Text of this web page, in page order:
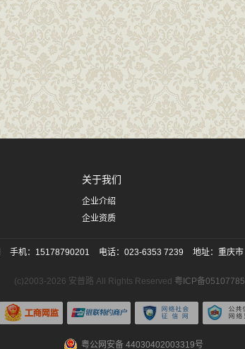
关于我们
企业介绍
企业资质
手机：15178790201 电话：023-6353 7239 地址：重庆
(c)2003-2026 安普路 All Rights Reserved 粤ICP备
粤公网安备 44030402003319号